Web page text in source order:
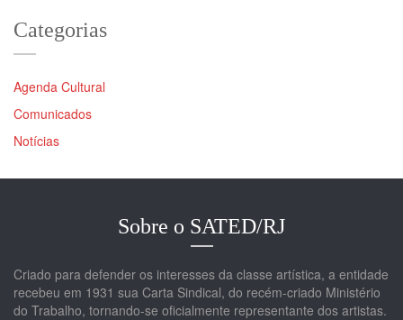
Categorias
Agenda Cultural
Comunicados
Notícias
Sobre o SATED/RJ
Criado para defender os interesses da classe artística, a entidade
recebeu em 1931 sua Carta Sindical, do recém-criado Ministério
do Trabalho, tornando-se oficialmente representante dos artistas.